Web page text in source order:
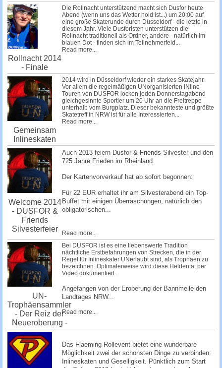
Rollnacht 2014
- Finale
Die Rollnacht unterstützend macht sich Dusfor heute
Abend (wenn uns das Wetter hold ist...) um 20:00 auf
eine große Skaterunde durch Düsseldorf - die letzte in
diesem Jahr. Viele Dusforisten unterstützen die
Rollnacht traditionell als Ordner, andere - natürlich im
blauen Dot - finden sich im Teilnehmerfeld...
Read more...
Gemeinsam
Inlineskaten
2014 wird in Düsseldorf wieder ein starkes Skatejahr.
Vor allem die regelmäßigen UNorganisierten INline-
Touren von DUSFOR locken jeden Donnerstagabend
gleichgesinnte Sportler um 20 Uhr an die Freitreppe
unterhalb vom Burgplatz. Dieser bekannteste und größte
Skatetreff in NRW ist für alle Interessierten...
Read more...
Welcome 2014
- DUSFOR &
Friends
Silvesterfeier
Auch 2013 feiern Dusfor & Friends Silvester und den
725 Jahre Frieden im Rheinland.
Der Kartenvorverkauf hat ab sofort begonnen:
Für 22 EUR erhaltet ihr am Silvesterabend ein Top-
Buffet mit einigen Überraschungen, natürlich den
obligatorischen...
Read more...
UN-
Trophäensammler
- Der Reiz der
Neueroberung -
Bei DUSFOR ist es eine liebenswerte Tradition
nächtliche Erstbefahrungen von Strecken, die in der
Regel für Inlineskater UNerlaubt sind, als Trophäen zu
bezeichnen. Optimalerweise wird diese Heldentat per
Video dokumentiert.
Angefangen von der Eroberung der Bannmeile den
Landtages NRW...
Read more...
Das Flaeming Rollevent bietet eine wunderbare
Möglichkeit zwei der schönsten Dinge zu verbinden:
Inlineskaten und Geselligkeit. Pünktlich zum Start